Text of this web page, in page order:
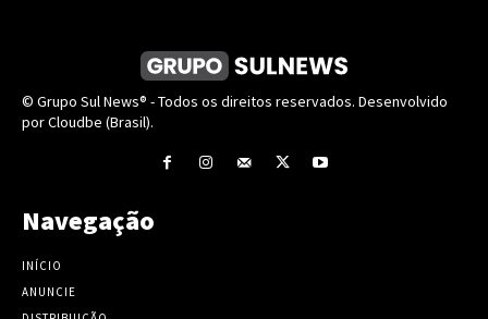
© Grupo Sul News® - Todos os direitos reservados. Desenvolvido
por Cloudbe (Brasil).
Navegação
INÍCIO
ANUNCIE